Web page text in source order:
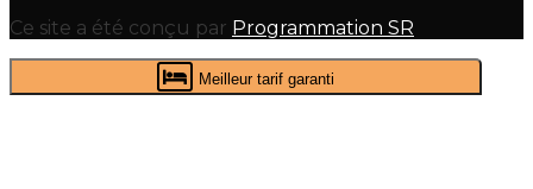
Ce site a été conçu par Programmation SR
Meilleur tarif garanti